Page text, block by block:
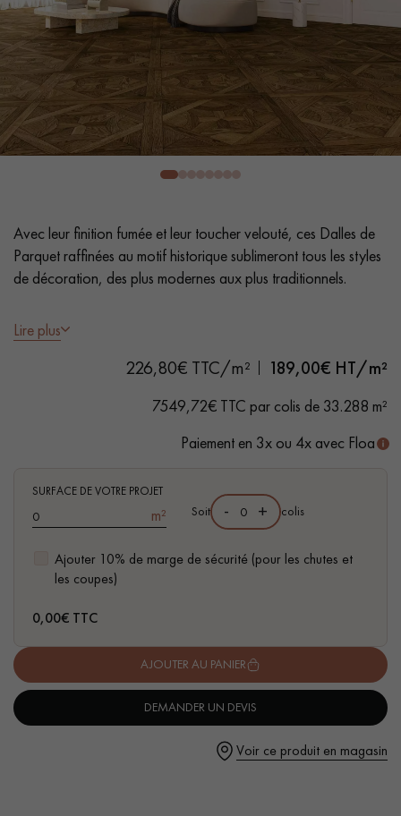
PARQUET VIEILLI PARQUET FUMÉ
PARQUET LAMES LARGES XXL PARQUET EN CHÊNE
ACCESSOIRES PARQUET
D'INTÉRIEUR
Nos experts sont à votre disposition pour vous guider pas à
Un expert Décoplus Parquets vous appelle
Demandez un rendez-vous personnalisé
Avec leur finition fumée et leur toucher velouté, ces Dalles de
Parquet raffinées au motif historique sublimeront tous les styles
de décoration, des plus modernes aux plus traditionnels.
- Dimensions 68 x 68 cm
- Fumé, Huile naturelle
- Chanfreins des 4 côtés
- Couche d'usure de 4 mm, équivalente à un parquet massif
Lire plus
226,80€ TTC/m² 189,00€ HT/m²
7549,72€ TTC par colis de 33.288 m²
Paiement en 3x ou 4x avec Floa
SURFACE DE VOTRE PROJET
m²
Ajouter 10% de marge de sécurité (pour les chutes et
les coupes)
Soit - + colis
0,00€ TTC
AJOUTER AU PANIER
DEMANDER UN DEVIS
Voir ce produit en magasin